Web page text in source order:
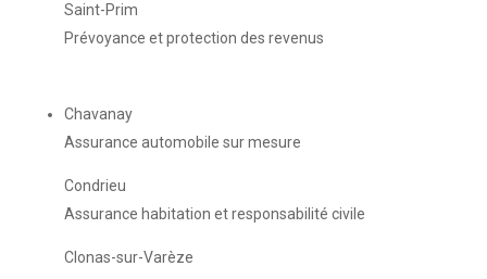
Saint-Prim
Prévoyance et protection des revenus
Chavanay
Assurance automobile sur mesure
Condrieu
Assurance habitation et responsabilité civile
Clonas-sur-Varèze